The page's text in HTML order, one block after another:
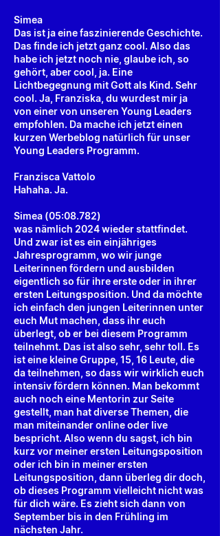
Simea
Das ist ja eine faszinierende Geschichte.
Das finde ich jetzt ganz cool. Also das
habe ich jetzt noch nie, glaube ich, so
gehört, aber cool, ja. Eine
Lichtbegegnung mit Gott als Kind. Sehr
cool. Ja, Franziska, du wurdest mir ja
von einer von unseren Young Leaders
empfohlen. Da mache ich jetzt einen
kurzen Werbeblog natürlich für unser
Young Leaders Programm.
Franzisca Vattolo
Hahaha. Ja.
Simea (05:08.782)
was nämlich 2024 wieder stattfindet.
Und zwar ist es ein einjähriges
Jahresprogramm, wo wir junge
Leiterinnen fördern und ausbilden
eigentlich so für ihre erste oder in ihrer
ersten Leitungsposition. Und da möchte
ich einfach den jungen Leiterinnen unter
euch Mut machen, dass ihr euch
überlegt, ob er bei diesem Programm
teilnehmt. Das ist also sehr, sehr toll. Es
ist eine kleine Gruppe, 15, 16 Leute, die
da teilnehmen, so dass wir wirklich euch
intensiv fördern können. Man bekommt
auch noch eine Mentorin zur Seite
gestellt, man hat diverse Themen, die
man miteinander online oder live
bespricht. Also wenn du sagst, ich bin
kurz vor meiner ersten Leitungsposition
oder ich bin in meiner ersten
Leitungsposition, dann überleg dir doch,
ob dieses Programm vielleicht nicht was
für dich wäre. Es zieht sich dann von
September bis in den Frühling im
nächsten Jahr.